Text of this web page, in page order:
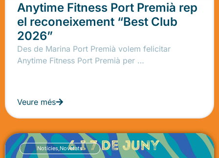
Anytime Fitness Port Premià rep
el reconeixement “Best Club
2026”
Des de Marina Port Premià volem felicitar
Anytime Fitness Port Premià per …
Veure més
Notícies,Novetats